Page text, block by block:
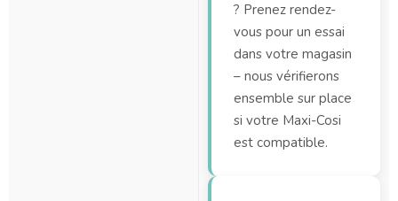
? Prenez rendez-
vous pour un essai
dans votre magasin
– nous vérifierons
ensemble sur place
si votre Maxi-Cosi
est compatible.